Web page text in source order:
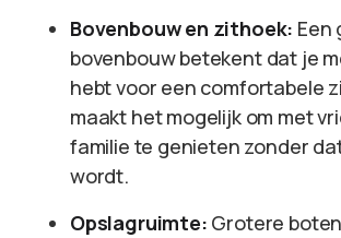
Bovenbouw en zithoek: Een
bovenbouw betekent dat je
hebt voor een comfortabele
maakt het mogelijk om met
familie te genieten zonder
wordt.
Opslagruimte: Grotere